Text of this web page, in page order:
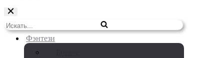
навигации
Искать...
Фэнтези